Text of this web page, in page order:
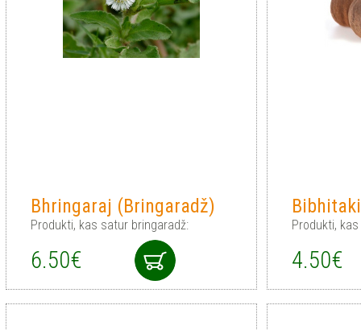
Bhringaraj (Bringaradž)
Produkti, kas satur bringaradž:
6.50€
Produkti,
4.50€